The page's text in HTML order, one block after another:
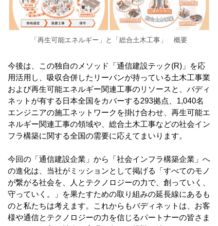
「再生可能エネルギー」と「総合土木工事」 概要
今後は、この独自のメソッド「通信建設テック(R)」を応
用活用し、吸収合併したリーバンが持っている土木工事業
および再生可能エネルギー関連工事のリソースと、バディ
ネットが有する日本全国をカバーする293拠点、1,040名
エンジニアの施工ネットワークを掛け合わせ、再生可能エ
ネルギー関連工事の領域や、総合土木工事などの社会イン
フラ構築に関する全国の需要に応えてまいります。
今回の「通信建設企業」から「社会インフラ構築企業」へ
の進化は、当社がミッションとして掲げる「すべてのモノ
が繋がる社会を、人とテクノロジーの力で、創っていく、
守っていく。」を果たすための取り組みの延長線にあるも
のと私たちは考えます。これからもバディネットは、お客
様や通信とテクノロジーの力を信じるパートナーの皆さま